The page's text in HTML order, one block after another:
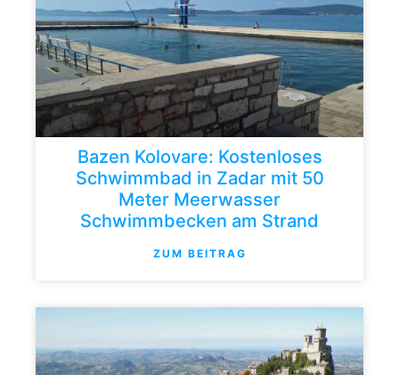
Bazen Kolovare: Kostenloses
Schwimmbad in Zadar mit 50
Meter Meerwasser
Schwimmbecken am Strand
ZUM BEITRAG